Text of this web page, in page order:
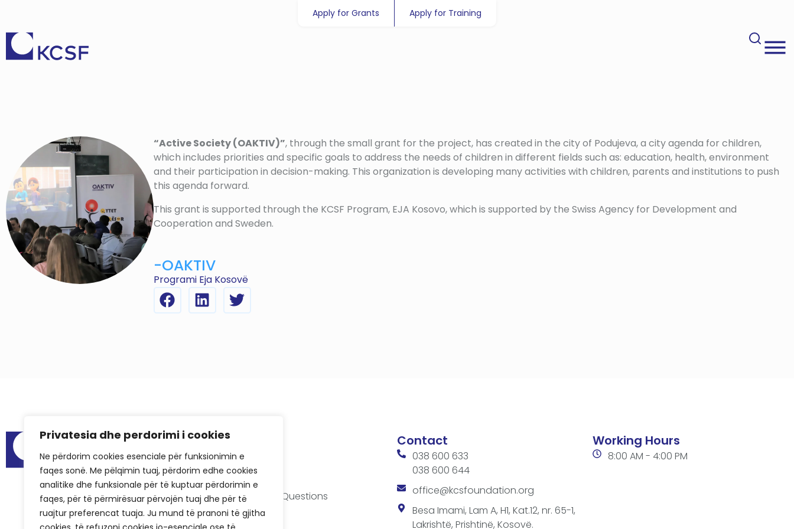
Privatesia dhe perdorimi i cookies
Ne përdorim cookies esenciale për funksionimin e
faqes sonë. Me pëlqimin tuaj, përdorim edhe cookies
analitike dhe funksionale për të kuptuar përdorimin e
faqes, për të përmirësuar përvojën tuaj dhe për të
ruajtur preferencat tuaja. Ju mund të pranoni të gjitha
Apply for Grants Apply for Training
“Active Society (OAKTIV)”, through the small grant for the project, has created in the city of Podujeva, a city agenda for children,
which includes priorities and specific goals to address the needs of children in different fields such as: education, health, environment
and their participation in decision-making. This organization is developing many activities with children, parents and institutions to push
this agenda forward.
This grant is supported through the KCSF Program, EJA Kosovo, which is supported by the Swiss Agency for Development and
Cooperation and Sweden.
-OAKTIV
Programi Eja Kosovë
Menu
Audit Reports
Meeting Spaces
Frequently Asked Questions
Success Stories
Contact
038 600 633
038 600 644
office@kcsfoundation.org
Besa Imami, Lam A, H1, Kat.12, nr. 65-1,
Lakrishtë, Prishtinë, Kosovë.
Working Hours
8:00 AM - 4:00 PM